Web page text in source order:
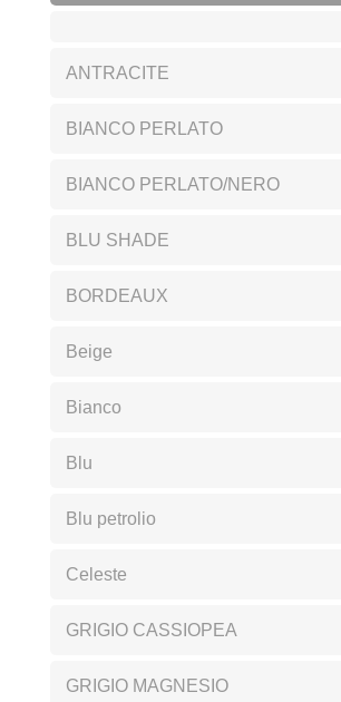
ANTRACITE
BIANCO PERLATO
BIANCO PERLATO/NERO
BLU SHADE
BORDEAUX
Beige
Bianco
Blu
Blu petrolio
Celeste
GRIGIO CASSIOPEA
GRIGIO MAGNESIO